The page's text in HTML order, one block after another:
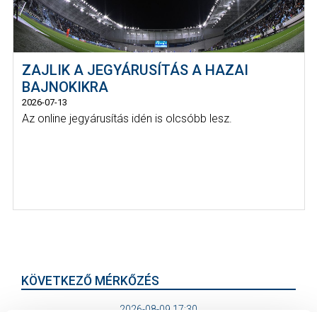
ZAJLIK A JEGYÁRUSÍTÁS A HAZAI
BAJNOKIKRA
2026-07-13
Az online jegyárusítás idén is olcsóbb lesz.
KÖVETKEZŐ MÉRKŐZÉS
2026-08-09 17:30